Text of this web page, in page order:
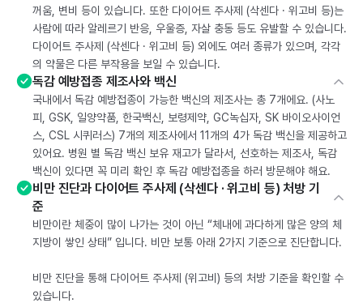
꺼움, 변비 등이 있습니다. 또한 다이어트 주사제 (삭센다 · 위고비 등)는
사람에 따라 알레르기 반응, 우울증, 자살 충동 등도 유발할 수 있습니다.
다이어트 주사제 (삭센다 · 위고비 등) 외에도 여러 종류가 있으며, 각각
의 약물은 다른 부작용을 보일 수 있습니다.
독감 예방접종 제조사와 백신
국내에서 독감 예방접종이 가능한 백신의 제조사는 총 7개에요. (사노
피, GSK, 일양약품, 한국백신, 보령제약, GC녹십자, SK 바이오사이언
스, CSL 시퀴러스) 7개의 제조사에서 11개의 4가 독감 백신을 제공하고
있어요. 병원 별 독감 백신 보유 재고가 달라서, 선호하는 제조사, 독감
백신이 있다면 꼭 미리 확인 후 독감 예방접종을 하러 방문해야 해요.
비만 진단과 다이어트 주사제 (삭센다 · 위고비 등) 처방 기
준
비만이란 체중이 많이 나가는 것이 아닌 “체내에 과다하게 많은 양의 체
지방이 쌓인 상태” 입니다. 비만 보통 아래 2가지 기준으로 진단합니다.
비만 진단을 통해 다이어트 주사제 (위고비) 등의 처방 기준을 확인할 수
있습니다.